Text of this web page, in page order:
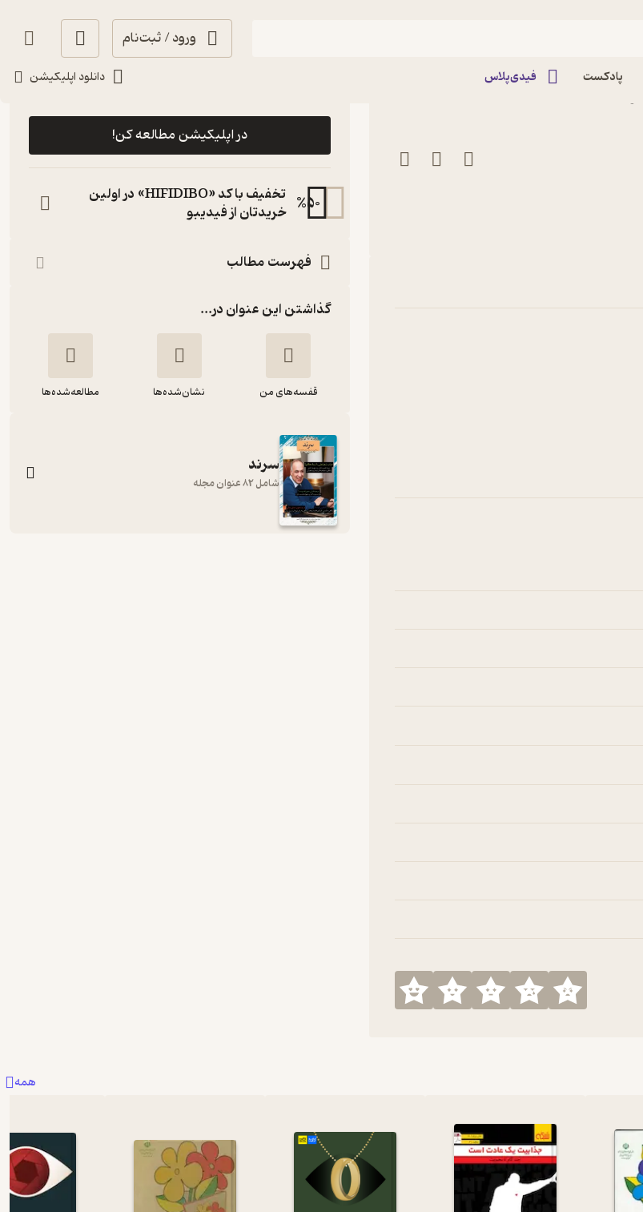
ورود / ثبت‌نام
پادکست فیدی‌پلاس دانلود اپلیکیشن
رایگان
در اپلیکیشن مطالعه کن!
%50
تخفیف با کد «HIFIDIBO» در اولین
خریدتان از فیدیبو
فهرست مطالب
گذاشتن این عنوان در...
قفسه‌های من نشان‌شده‌ها مطالعه‌شده‌ها
سرند
شامل 82 عنوان مجله
همه